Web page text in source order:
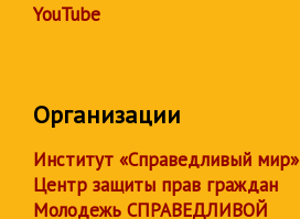
YouTube
Организации
Институт «Справедливый мир»
Центр защиты прав граждан
Молодежь СПРАВЕДЛИВОЙ